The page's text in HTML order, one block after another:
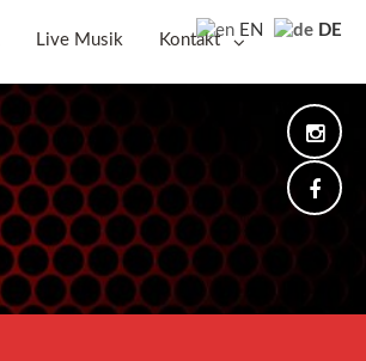
Live Musik Kontakt
EN DE